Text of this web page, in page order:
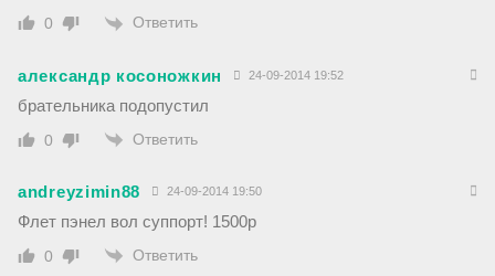
0 Ответить
александр косоножкин 24-09-2014 19:52
брательника подопустил
0 Ответить
andreyzimin88 24-09-2014 19:50
Флет пэнел вол суппорт! 1500р
0 Ответить